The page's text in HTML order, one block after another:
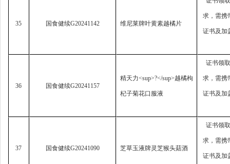
35 国食健续G20241142 维尼莱牌叶黄素越橘片
求， 需携
证书及加
36 国食健续G20241157
精天力<sup>?</sup>越橘枸
杞子菊花口服液
证书领
求， 需携
证书及加
37 国食健续G20241090 芝草玉液牌灵芝猴头菇酒
证书领
求， 需携
证书及加